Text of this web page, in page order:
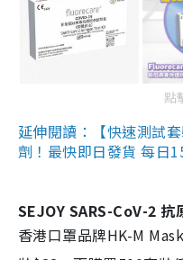
點
延伸閱讀：【快速測試
劑！最快即日發貨 每日
SEJOY SARS-CoV-2 抗
香港口罩品牌HK-M